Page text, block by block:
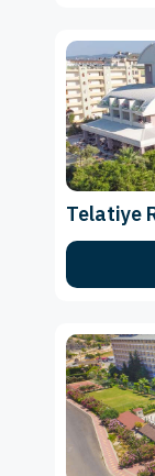
Telatiye